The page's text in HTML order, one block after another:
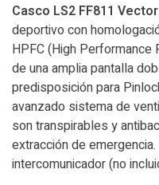
Casco LS2 FF811
deportivo con
HPFC (High
de una amplia pantalla
predisposición para
avanzado sistema de
son transpirables y
extracción de
intercomunicador (no